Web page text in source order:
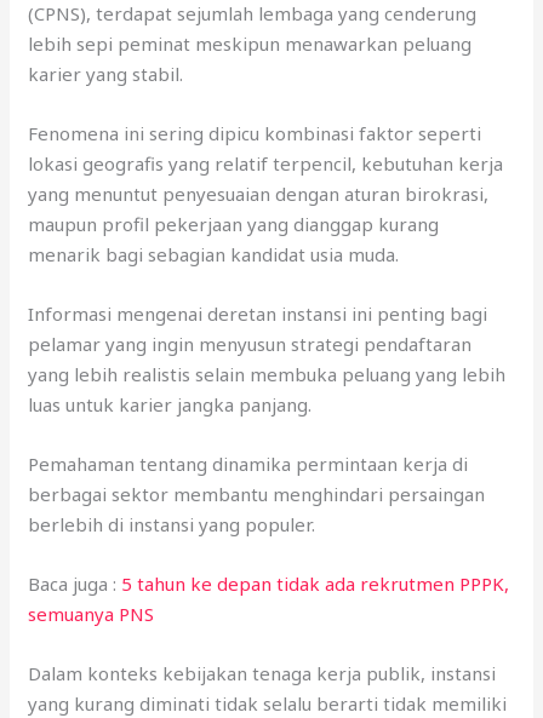
(CPNS), terdapat sejumlah lembaga yang cenderung
lebih sepi peminat meskipun menawarkan peluang
karier yang stabil.
Fenomena ini sering dipicu kombinasi faktor seperti
lokasi geografis yang relatif terpencil, kebutuhan kerja
yang menuntut penyesuaian dengan aturan birokrasi,
maupun profil pekerjaan yang dianggap kurang
menarik bagi sebagian kandidat usia muda.
Informasi mengenai deretan instansi ini penting bagi
pelamar yang ingin menyusun strategi pendaftaran
yang lebih realistis selain membuka peluang yang lebih
luas untuk karier jangka panjang.
Pemahaman tentang dinamika permintaan kerja di
berbagai sektor membantu menghindari persaingan
berlebih di instansi yang populer.
Baca juga : 5 tahun ke depan tidak ada rekrutmen PPPK,
semuanya PNS
Dalam konteks kebijakan tenaga kerja publik, instansi
yang kurang diminati tidak selalu berarti tidak memiliki